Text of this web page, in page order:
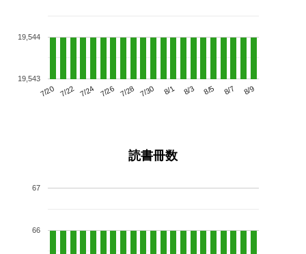
7/20 7/22 7/24 7/26 7/28 7/30 8/1 8/3 8/5 8/7 8/9
19,543
19,544
読書冊数
66
67